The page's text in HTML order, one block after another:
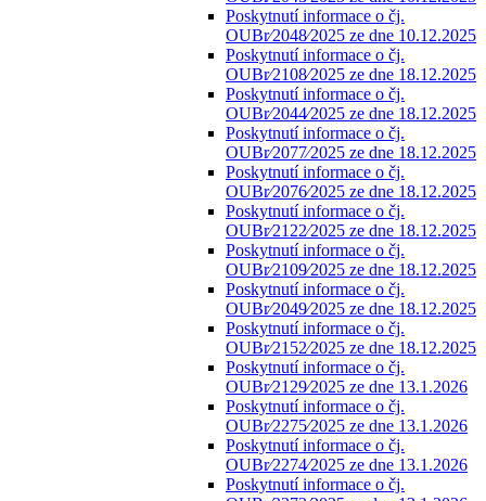
Poskytnutí informace o čj.
OUBr⁄2048⁄2025 ze dne 10.12.2025
Poskytnutí informace o čj.
OUBr⁄2108⁄2025 ze dne 18.12.2025
Poskytnutí informace o čj.
OUBr⁄2044⁄2025 ze dne 18.12.2025
Poskytnutí informace o čj.
OUBr⁄2077⁄2025 ze dne 18.12.2025
Poskytnutí informace o čj.
OUBr⁄2076⁄2025 ze dne 18.12.2025
Poskytnutí informace o čj.
OUBr⁄2122⁄2025 ze dne 18.12.2025
Poskytnutí informace o čj.
OUBr⁄2109⁄2025 ze dne 18.12.2025
Poskytnutí informace o čj.
OUBr⁄2049⁄2025 ze dne 18.12.2025
Poskytnutí informace o čj.
OUBr⁄2152⁄2025 ze dne 18.12.2025
Poskytnutí informace o čj.
OUBr⁄2129⁄2025 ze dne 13.1.2026
Poskytnutí informace o čj.
OUBr⁄2275⁄2025 ze dne 13.1.2026
Poskytnutí informace o čj.
OUBr⁄2274⁄2025 ze dne 13.1.2026
Poskytnutí informace o čj.